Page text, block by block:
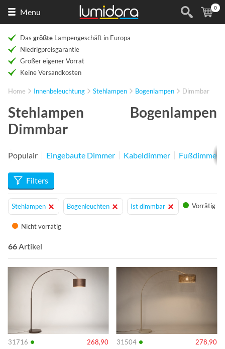
Menu (
0
Das größte Lampengeschäft in Europa
Niedrigpreisgarantie
Großer eigener Vorrat
Keine Versandkosten
Home Innenbeleuchtung Stehlampen Bogenlampen Dimmbar
Stehlampen Bogenlampen
Dimmbar
Populair Eingebaute Dimmer Kabeldimmer Fußdimmer
Filters
Stehlampen Bogenleuchten Ist dimmbar Vorrätig
Nicht vorrätig
66Artikel
31716 • 268,90
Info
31504 • 278,90
Info